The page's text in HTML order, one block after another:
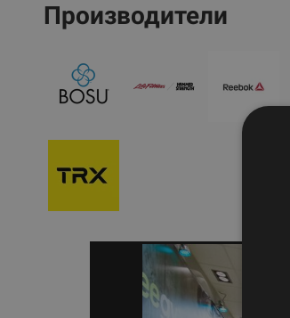
Производители